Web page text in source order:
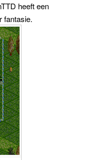
heeft een
fantasie.